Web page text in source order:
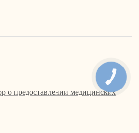
о предоставлении медицинских
КНОПКА
СВЯЗИ